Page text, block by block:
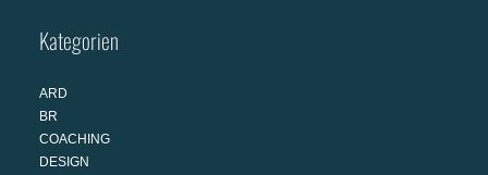
Kategorien
ARD
BR
COACHING
DESIGN